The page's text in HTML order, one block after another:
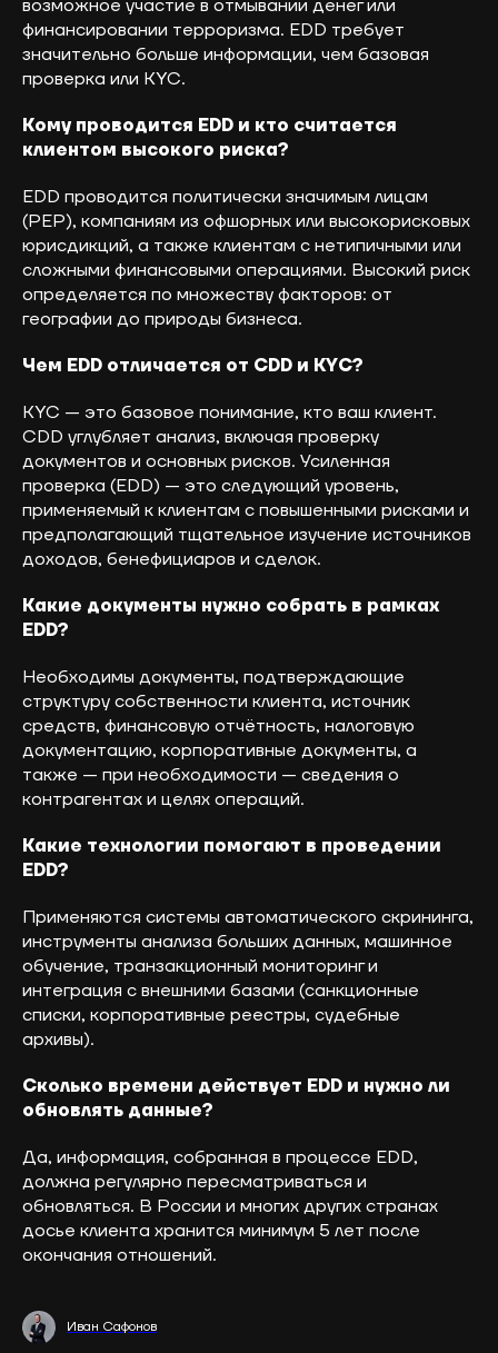
возможное участие в отмывании денег или
финансировании терроризма. EDD требует
значительно больше информации, чем базовая
проверка или KYC.
Кому проводится EDD и кто считается
клиентом высокого риска?
EDD проводится политически значимым лицам
(PEP), компаниям из офшорных или высокорисковых
юрисдикций, а также клиентам с нетипичными или
сложными финансовыми операциями. Высокий риск
определяется по множеству факторов: от
географии до природы бизнеса.
Чем EDD отличается от CDD и KYC?
KYC — это базовое понимание, кто ваш клиент.
CDD углубляет анализ, включая проверку
документов и основных рисков. Усиленная
проверка (EDD) — это следующий уровень,
применяемый к клиентам с повышенными рисками и
предполагающий тщательное изучение источников
доходов, бенефициаров и сделок.
Какие документы нужно собрать в рамках
EDD?
Необходимы документы, подтверждающие
структуру собственности клиента, источник
средств, финансовую отчётность, налоговую
документацию, корпоративные документы, а
также — при необходимости — сведения о
контрагентах и целях операций.
Какие технологии помогают в проведении
EDD?
Применяются системы автоматического скрининга,
инструменты анализа больших данных, машинное
обучение, транзакционный мониторинг и
интеграция с внешними базами (санкционные
списки, корпоративные реестры, судебные
архивы).
Сколько времени действует EDD и нужно ли
обновлять данные?
Да, информация, собранная в процессе EDD,
должна регулярно пересматриваться и
обновляться. В России и многих других странах
досье клиента хранится минимум 5 лет после
окончания отношений.
Иван Сафонов